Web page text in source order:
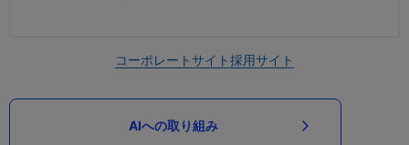
コーポレートサイト採用サイト
AIへの取り組み